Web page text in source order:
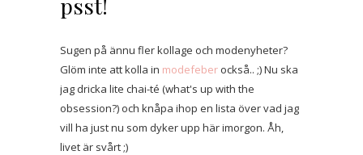
Sugen på ännu fler kollage och modenyheter?
Glöm inte att kolla in modefeber också.. ;) Nu ska
jag dricka lite chai-té (what's up with the
obsession?) och knåpa ihop en lista över vad jag
vill ha just nu som dyker upp här imorgon. Åh,
livet är svårt ;)